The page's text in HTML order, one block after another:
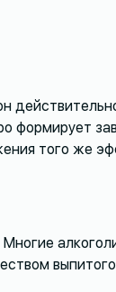
формирует
того же